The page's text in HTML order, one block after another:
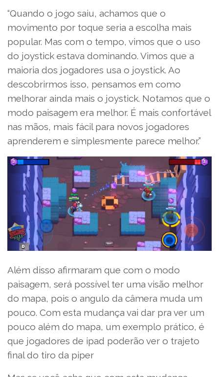
“Quando o jogo saiu, achamos que o
movimento por toque seria a escolha mais
popular. Mas com o tempo, vimos que o uso
do joystick estava dominando. Vimos que a
maioria dos jogadores usa o joystick. Ao
descobrirmos isso, pensamos em como
melhorar ainda mais o joystick. Notamos que o
modo paisagem era melhor. É mais confortável
nas mãos, mais fácil para novos jogadores
aprenderem e simplesmente parece melhor.”
Além disso afirmaram que com o modo
paisagem, será possível ter uma visão melhor
do mapa, pois o angulo da câmera muda um
pouco. Com esta mudança vai dar pra ver um
pouco além do mapa, um exemplo prático, é
que jogadores de ipad poderão ver o trajeto
final do tiro da piper